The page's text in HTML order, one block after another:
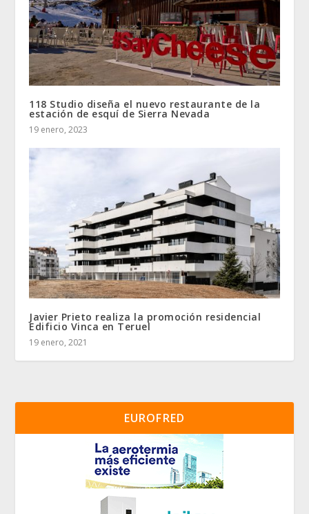
118 Studio diseña el nuevo restaurante de la
estación de esquí de Sierra Nevada
19 enero, 2023
Javier Prieto realiza la promoción residencial
Edificio Vinca en Teruel
19 enero, 2021
EUROFRED